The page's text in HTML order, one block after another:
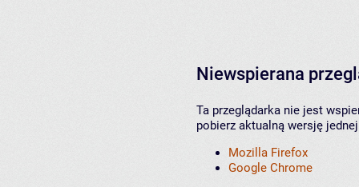
Niewspierana
Ta przeglądarka nie jest
pobierz aktualną wersję
Mozilla Firefox
Google Chrome